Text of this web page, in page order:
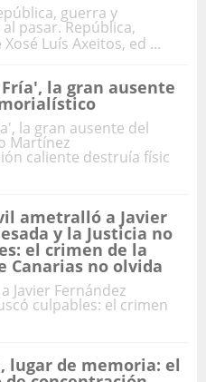
guerra y
pasar. República,
Luís Axeitos, ed ...
la gran ausente
la gran ausente del
Martínez
caliente destruía físic
ametralló a Javier
y la Justicia no
el crimen de la
Canarias no olvida
Javier Fernández
culpables: el crimen
lugar de memoria: el